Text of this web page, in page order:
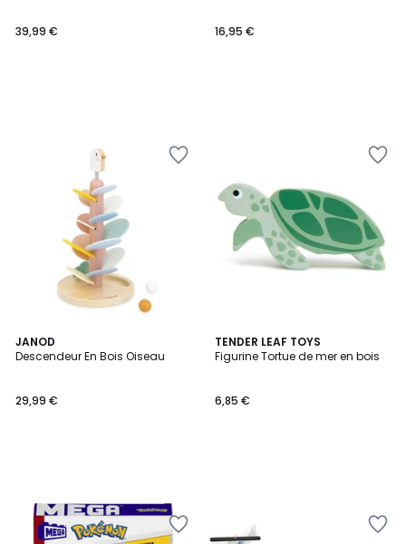
39,99 € 16,95 €
JANOD
Descendeur En Bois Oiseau
29,99 €
TENDER LEAF TOYS
Figurine Tortue de mer en bois
6,85 €